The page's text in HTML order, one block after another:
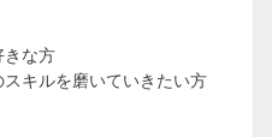
きな方
スキルを磨いていきたい方